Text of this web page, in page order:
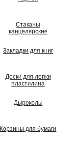
Стаканы
канцелярские
Закладки для книг
Доски для лепки
пластилина
Дыроколы
Корзины для бумаги